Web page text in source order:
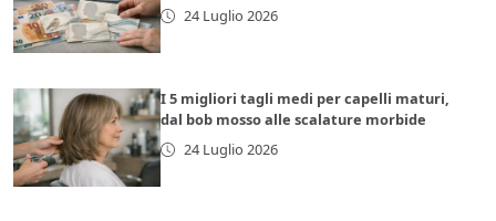
24 Luglio 2026
I 5 migliori tagli medi per capelli maturi,
dal bob mosso alle scalature morbide
24 Luglio 2026